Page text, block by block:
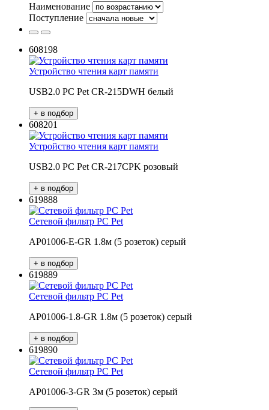
Наименование
Поступление
608198
Устройство чтения карт памяти
USB2.0 PC Pet CR-215DWH белый
608201
Устройство чтения карт памяти
USB2.0 PC Pet CR-217CPK розовый
619888
Сетевой фильтр PC Pet
AP01006-E-GR 1.8м (5 розеток) серый
619889
Сетевой фильтр PC Pet
AP01006-1.8-GR 1.8м (5 розеток) серый
619890
Сетевой фильтр PC Pet
AP01006-3-GR 3м (5 розеток) серый